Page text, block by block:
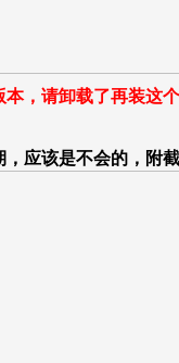
本，请卸载了再装这
应该是不会的，附截